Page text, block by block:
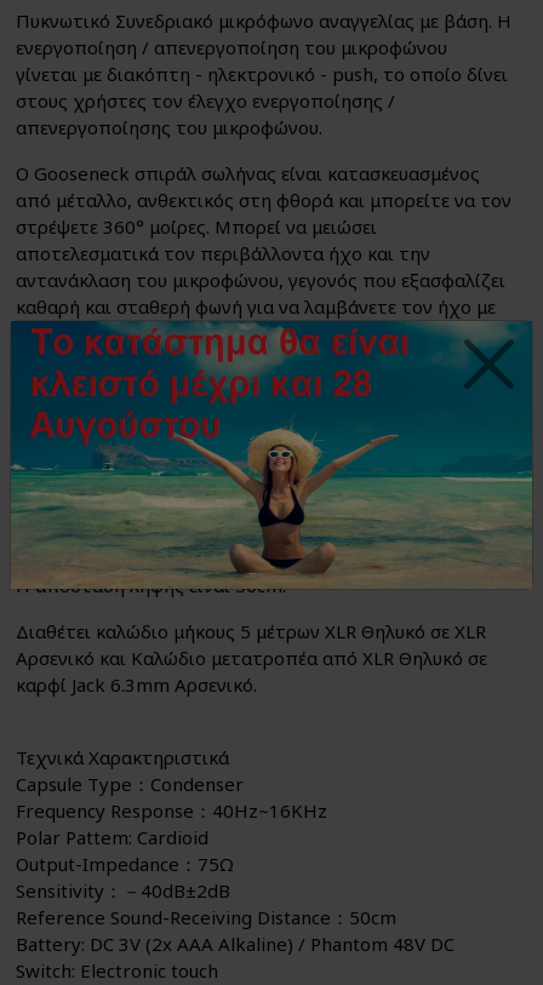
Πυκνωτικό Συνεδριακό μικρόφωνο αναγγελίας με βάση. Η
ενεργοποίηση / απενεργοποίηση του μικροφώνου
γίνεται με διακόπτη - ηλεκτρονικό - push, το οποίο δίνει
στους χρήστες τον έλεγχο ενεργοποίησης /
απενεργοποίησης του μικροφώνου.
Ο Gooseneck σπιράλ σωλήνας είναι κατασκευασμένος
από μέταλλο, ανθεκτικός στη φθορά και μπορείτε να τον
στρέψετε 360° μοίρες. Μπορεί να μειώσει
αποτελεσματικά τον περιβάλλοντα ήχο και την
αντανάκλαση του μικροφώνου, γεγονός που εξασφαλίζει
καθαρή και σταθερή φωνή για να λαμβάνετε τον ήχο με
υψηλή ευαισθησία. Στη συσκευασία περιλαμβάνεται
προστατευτικό σφουγγαράκι (anti-pop) για την εξάλειψη
των ενοχλητικών "pop" θορύβων.
Διαθέτει φωτιζόμενο κόκκινο δαχτυλίδι που ανάβει κάθε
φορά που ενεργοποιείτε το μικρόφωνο.
Το μικρόφωνο μπορεί να λειτουργήσει είτε με μπαταρίες
2xAAA (3V DC), είτε με Phantom 48V τροφοδοσία από
κονσόλα. Η αναγνώριση τροφοδοσίας γίνεται αυτόματα.
Η απόσταση λήψης είναι 50cm.
Διαθέτει καλώδιο μήκους 5 μέτρων XLR Θηλυκό σε XLR
Αρσενικό και Καλώδιο μετατροπέα από XLR Θηλυκό σε
καρφί Jack 6.3mm Αρσενικό.
Τεχνικά Χαρακτηριστικά
Capsule Type：Condenser
Frequency Response：40Hz~16KHz
Polar Pattem: Cardioid
Output-Impedance：75Ω
Sensitivity：－40dB±2dB
Reference Sound-Receiving Distance：50cm
Battery: DC 3V (2x AAA Alkaline) / Phantom 48V DC
Switch: Electronic touch